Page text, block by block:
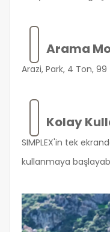
Arama
Arazi, Park, 4 Ton,
Kolay
SIMPLEX'in tek
kullanmaya